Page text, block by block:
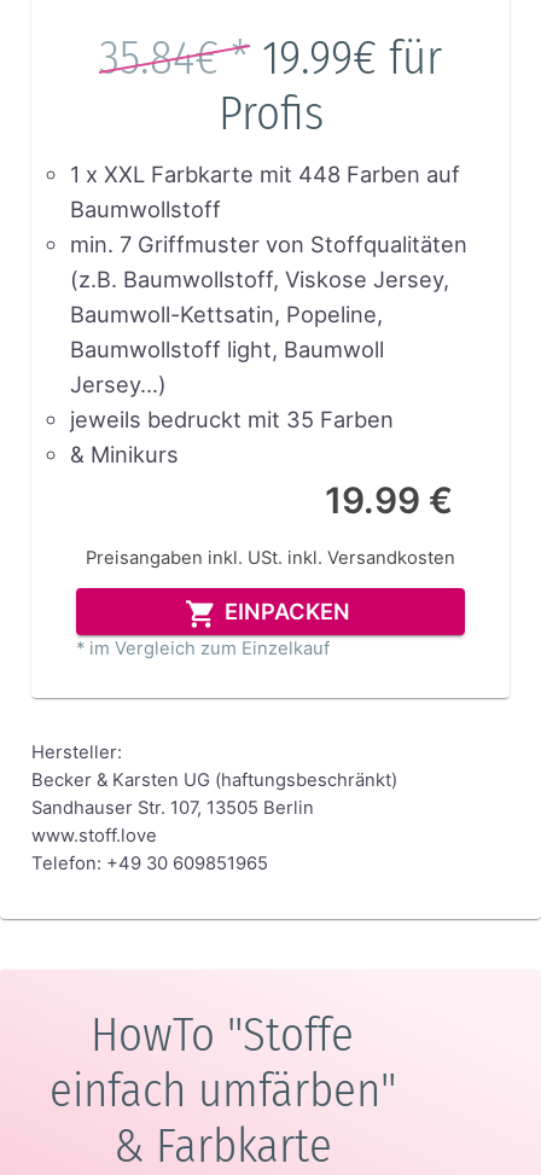
35.84€ * 19.99€ für
Profis
1 x XXL Farbkarte mit 448 Farben auf
Baumwollstoff
min. 7 Griffmuster von Stoffqualitäten
(z.B. Baumwollstoff, Viskose Jersey,
Baumwoll-Kettsatin, Popeline,
Baumwollstoff light, Baumwoll
Jersey…)
jeweils bedruckt mit 35 Farben
& Minikurs
19.99 €
Preisangaben inkl. USt. inkl. Versandkosten
EINPACKEN
* im Vergleich zum Einzelkauf
Hersteller:
Becker & Karsten UG (haftungsbeschränkt)
Sandhauser Str. 107, 13505 Berlin
www.stoff.love
Telefon: +49 30 609851965
HowTo "Stoffe
einfach umfärben"
& Farbkarte